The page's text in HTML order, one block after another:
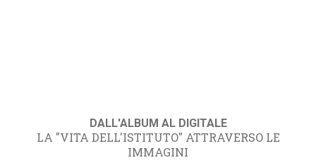
DALL'ALBUM AL DIGITALE
LA "VITA DELL'ISTITUTO" ATTRAVERSO LE
IMMAGINI